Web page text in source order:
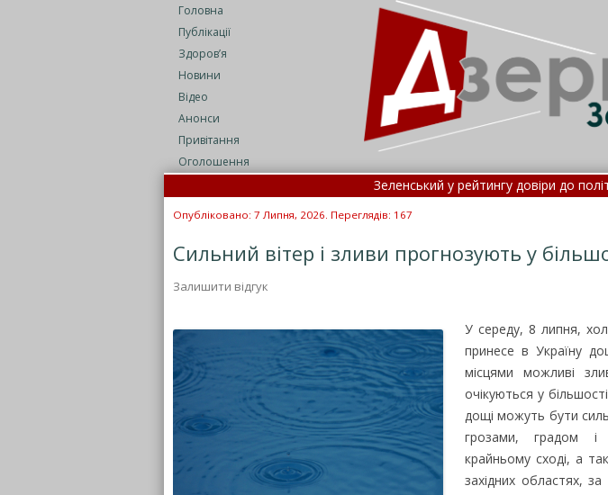
Головна
Публікації
Здоров’я
Новини
Відео
Анонси
Привітання
Оголошення
Зеленський у рейтингу довіри до
Нові правила госпіталізації:
Опубліковано: 7 Липня, 2026. Переглядів: 167
Сильний вітер і зливи прогнозують у
Залишити відгук
У середу, 8 липня,
принесе в Україну
місцями можливі
очікуються у
дощі можуть бути
грозами, градом і
крайньому сході, а
західних областях,